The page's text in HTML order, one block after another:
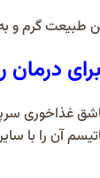
طبيعت گرم و
درمان
سرپر
آن را با